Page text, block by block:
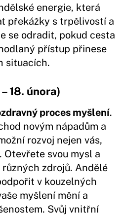
energie, která
překážky s trpělivostí a
se odradit, pokud cesta
přístup přinese
situacích.
18. února)
proces myšlení.
novým nápadům a
rozvoj nejen vás,
svou mysl a
zdrojů. Andělé
v kouzelných
myšlení mění a
Svůj vnitřní